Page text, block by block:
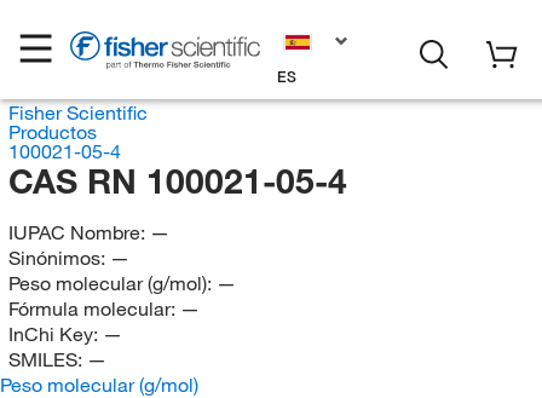
ES
Fisher Scientific
Productos
100021-05-4
CAS RN 100021-05-4
IUPAC Nombre: —
Sinónimos: —
Peso molecular (g/mol): —
Fórmula molecular: —
InChi Key: —
SMILES: —
Peso molecular (g/mol)